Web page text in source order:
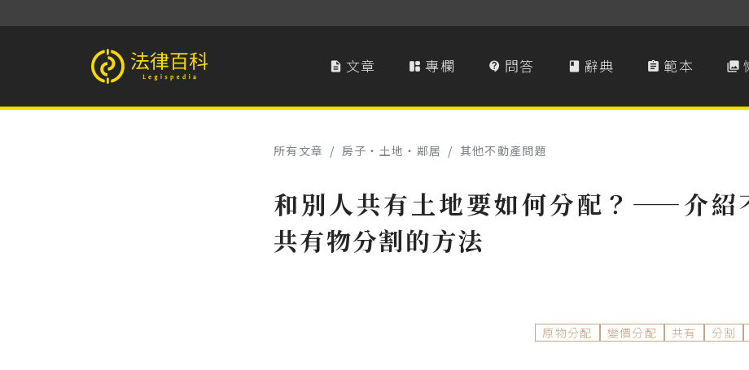
法律百科 Legispedia  文章  專欄  問答  辭典  範本 
所有文章 / 房子‧土地‧鄰居 / 其他不動產問題
和別人共有土地要如何分配？——介紹
共有物分割的方法
原物分配 變價分配 共有 分割